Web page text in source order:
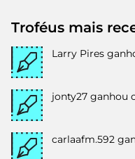
Troféus mais
Larry Pires
jonty27 ganhou
carlaafm.592